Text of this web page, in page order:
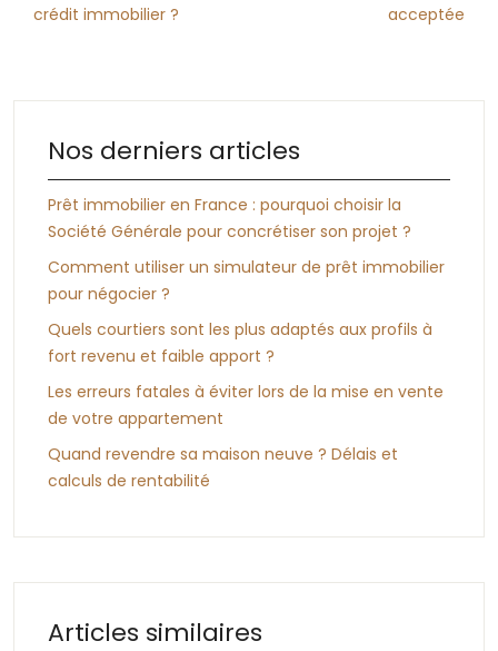
crédit immobilier ?
acceptée
Nos derniers articles
Prêt immobilier en France : pourquoi choisir la
Société Générale pour concrétiser son projet ?
Comment utiliser un simulateur de prêt immobilier
pour négocier ?
Quels courtiers sont les plus adaptés aux profils à
fort revenu et faible apport ?
Les erreurs fatales à éviter lors de la mise en vente
de votre appartement
Quand revendre sa maison neuve ? Délais et
calculs de rentabilité
Articles similaires